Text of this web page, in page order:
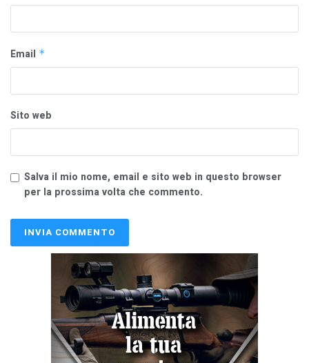
Email *
Sito web
Salva il mio nome, email e sito web in questo browser
per la prossima volta che commento.